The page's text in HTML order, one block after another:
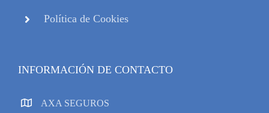
Política de Cookies
INFORMACIÓN DE CONTACTO
AXA SEGUROS